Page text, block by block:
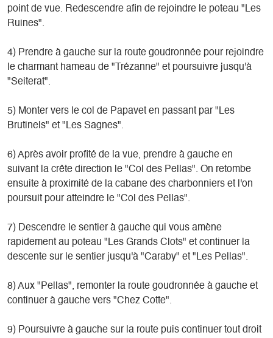
point de vue. Redescendre afin de rejoindre le poteau "Les
Ruines".
4) Prendre à gauche sur la route goudronnée pour rejoindre
le charmant hameau de "Trézanne" et poursuivre jusqu'à
"Seiterat".
5) Monter vers le col de Papavet en passant par "Les
Brutinels" et "Les Sagnes".
6) Après avoir profité de la vue, prendre à gauche en
suivant la crête direction le "Col des Pellas". On retombe
ensuite à proximité de la cabane des charbonniers et l'on
poursuit pour atteindre le "Col des Pellas".
7) Descendre le sentier à gauche qui vous amène
rapidement au poteau "Les Grands Clots" et continuer la
descente sur le sentier jusqu'à "Caraby" et "Les Pellas".
8) Aux "Pellas", remonter la route goudronnée à gauche et
continuer à gauche vers "Chez Cotte".
9) Poursuivre à gauche sur la route puis continuer tout droit